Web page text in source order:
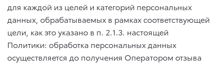
для каждой из целей и категорий персональных
данных, обрабатываемых в рамках соответствующей
цели, как это указано в п. 2.1.3. настоящей
Политики: обработка персональных данных
осуществляется до получения Оператором отзыва